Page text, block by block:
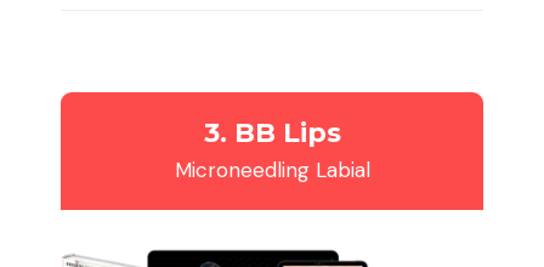
3. BB Lips
Microneedling Labial